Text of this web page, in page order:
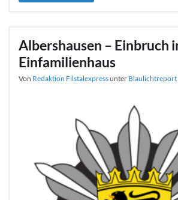
Albershausen – Einbruch
Einfamilienhaus
Von Redaktion Filstalexpressunter Blaulichtreport